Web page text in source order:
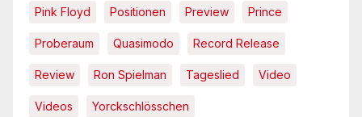
Pink Floyd Positionen Preview Prince
Proberaum Quasimodo Record Release
Review Ron Spielman Tageslied Video
Videos Yorckschlösschen